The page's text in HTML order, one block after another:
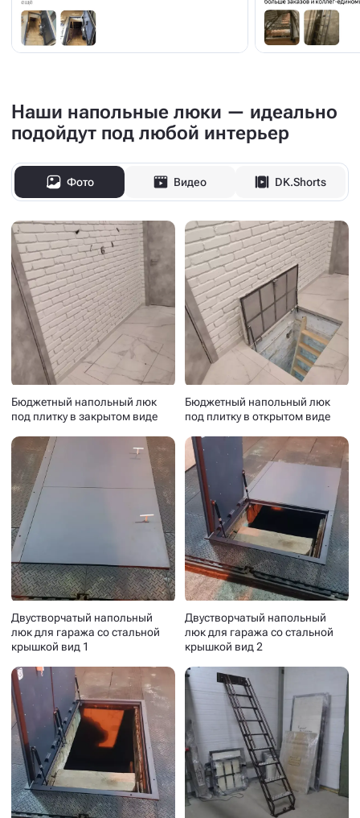
Наши напольные люки — идеально
подойдут под любой интерьер
Фото Видео DK.Shorts
Бюджетный напольный люк
под плитку в закрытом виде
Бюджетный напольный люк
под плитку в открытом виде
Двустворчатый напольный
люк для гаража со стальной
крышкой вид 1
Двустворчатый напольный
люк для гаража со стальной
крышкой вид 2